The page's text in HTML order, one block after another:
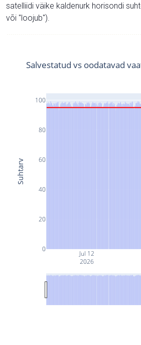
satelliidi väike kaldenurk horisondi
või "loojub").
Jul 12
2026
0
20
40
60
80
100
Salvestatud vs oodatavad
Suhtarv